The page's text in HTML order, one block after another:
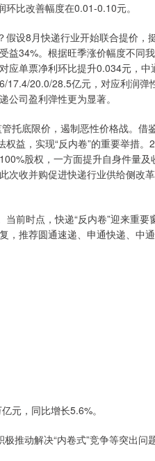
比改善幅度在0.01-0.10元。
设8月快递行业开始联合提价，
益34%。根据旺季涨价幅度不同
应单票净利环比提升0.034元，
17.4/20.0/28.5亿元，对应利润
公司盈利弹性更为显著。
底限价，遏制恶性价格战。借
益，实现“反内卷”的重要举措
股权，一方面提升自身件量
次收并购促进快递行业供给侧改
前时点，快递“反内卷”迎来重要
推荐圆通速递、申通快递、中
，同比增长5.6%。
动解决“内卷式”竞争等突出问题